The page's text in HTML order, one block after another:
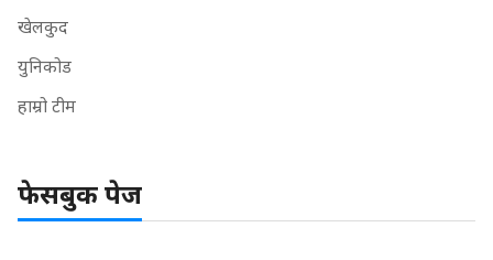
खेलकुद
युनिकोड
हाम्रो टीम
फेसबुक पेज